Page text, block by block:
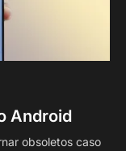
Android
obsoletos caso